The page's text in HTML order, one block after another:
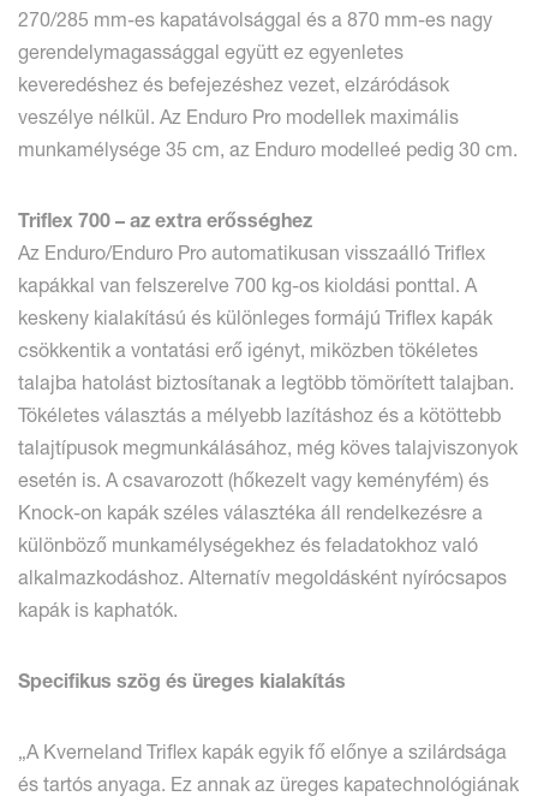
270/285 mm-es kapatávolsággal és a 870 mm-es nagy
gerendelymagassággal együtt ez egyenletes
keveredéshez és befejezéshez vezet, elzáródások
veszélye nélkül. Az Enduro Pro modellek maximális
munkamélysége 35 cm, az Enduro modelleé pedig 30 cm.
Triflex 700 – az extra erősséghez
Az Enduro/Enduro Pro automatikusan visszaálló Triflex
kapákkal van felszerelve 700 kg-os kioldási ponttal. A
keskeny kialakítású és különleges formájú Triflex kapák
csökkentik a vontatási erő igényt, miközben tökéletes
talajba hatolást biztosítanak a legtöbb tömörített talajban.
Tökéletes választás a mélyebb lazításhoz és a kötöttebb
talajtípusok megmunkálásához, még köves talajviszonyok
esetén is. A csavarozott (hőkezelt vagy keményfém) és
Knock-on kapák széles választéka áll rendelkezésre a
különböző munkamélységekhez és feladatokhoz való
alkalmazkodáshoz. Alternatív megoldásként nyírócsapos
kapák is kaphatók.
Specifikus szög és üreges kialakítás
„A Kverneland Triflex kapák egyik fő előnye a szilárdsága
és tartós anyaga. Ez annak az üreges kapatechnológiának